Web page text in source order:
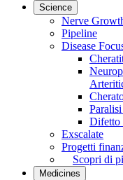
Science
Nerve
Pipeline
Disease
Difetto
Exscalate
Progetti
Scopri di
Medicines